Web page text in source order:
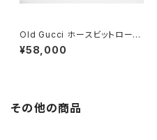
Old Gucci ホースビットローフ
ァー 36C Navy Suede
¥58,000
その他の商品